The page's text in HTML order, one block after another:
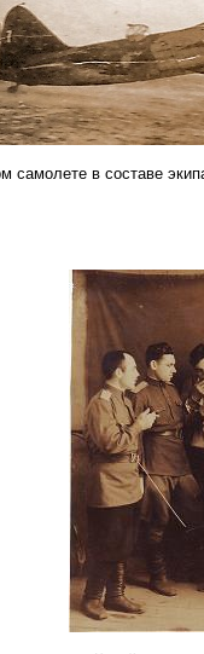
самолете в составе